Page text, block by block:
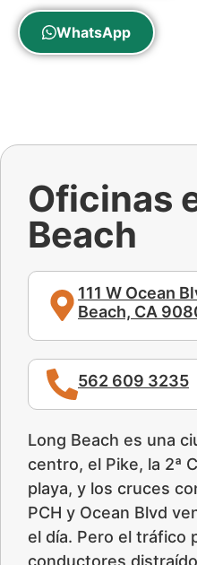
WhatsApp
Oficinas
Beach
111 W Ocean
Beach, CA
562 609 3235
Long Beach es una
centro, el Pike, la 2ª
playa, y los cruces
PCH y Ocean Blvd
el día. Pero el tráfico
conductores